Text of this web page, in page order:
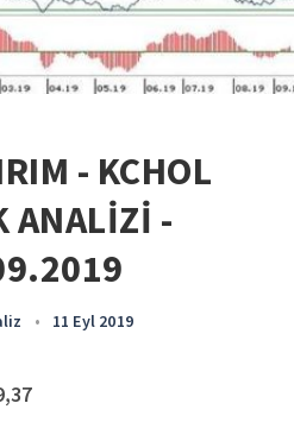
- KCHOL
ANALİZİ -
• 11 Eyl 2019